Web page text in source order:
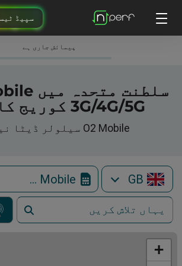
سپیڈ
پیمائش جاری ہے
3G/4G/5G کوریج کا نقشہ
O2 Mobile سیلولر ڈیٹا نیٹ ورک
GB
O2 Mobile
+